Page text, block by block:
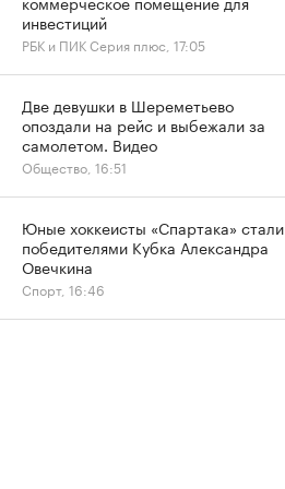
инвестиций
РБК и ПИК Серия плюс, 17:05
Две девушки в Шереметьево
опоздали на рейс и выбежали за
самолетом. Видео
Общество, 16:51
Юные хоккеисты «Спартака» стали
победителями Кубка Александра
Овечкина
Спорт, 16:46